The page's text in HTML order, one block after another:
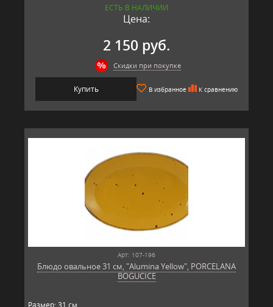
ЕСТЬ В НАЛИЧИИ
Цена:
2 150 руб.
Скидки при покупке
Купить В избранное К сравнению
Арт: 107-196
Блюдо овальное 31 см, "Alumina Yellow", PORCELANA
BOGUCICE
Размер: 31 см.